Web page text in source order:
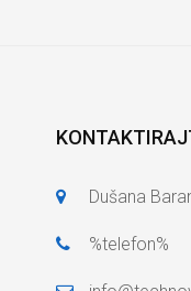
Dušana
%telefon%